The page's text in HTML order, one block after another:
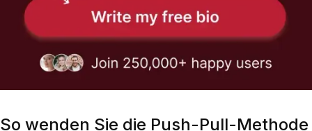
So wenden Sie die Push-Pull-Methode